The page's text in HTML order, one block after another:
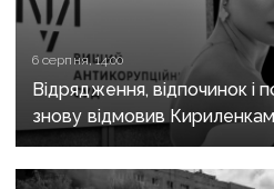
6 серпня, 14:00
Відрядження, відпочинок і
знову відмовив Кириленкам